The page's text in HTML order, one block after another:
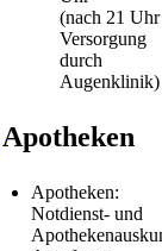
(nach 21 Uhr
Versorgung
durch
Augenklinik)
Apotheken
Apotheken:
Notdienst- und